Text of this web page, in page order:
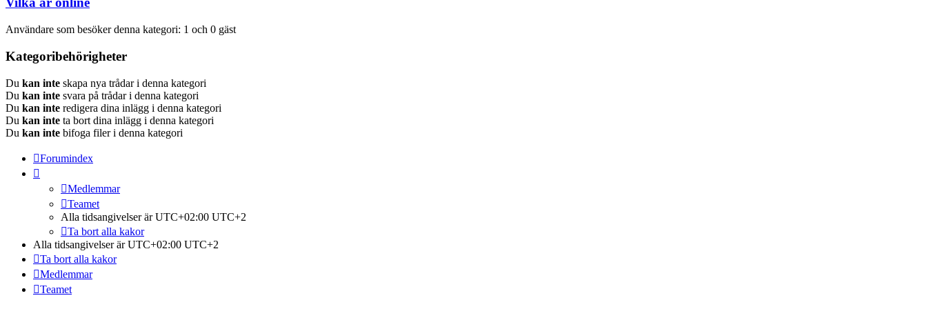
Användare som besöker denna kategori: 1 och 0 gäst
Kategoribehörigheter
Du kan inte skapa nya trådar i denna kategori
Du kan inte svara på trådar i denna kategori
Du kan inte redigera dina inlägg i denna kategori
Du kan inte ta bort dina inlägg i denna kategori
Du kan inte bifoga filer i denna kategori
Forumindex
Medlemmar
Teamet
Alla tidsangivelser är UTC+02:00 UTC+2
Ta bort alla kakor
Alla tidsangivelser är UTC+02:00 UTC+2
Ta bort alla kakor
Medlemmar
Teamet